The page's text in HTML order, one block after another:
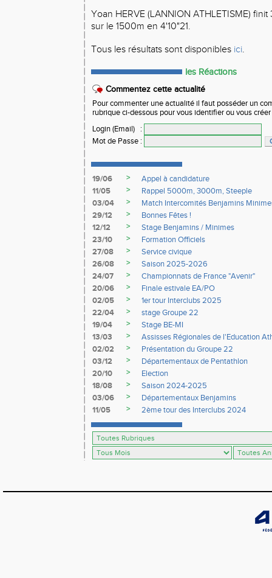
Yoan HERVE (LANNION ATHLETISME) finit
sur le 1500m en 4'10"21.
Tous les résultats sont disponibles ici.
les Réactions
Commentez cette actualité
Pour commenter une actualité il faut posséder un
rubrique ci-dessous pour vous identifier ou vous
Login (Email)
:
Mot de Passe :
19/06 >
Appel à candidature
11/05
>
Rappel 5000m, 3000m, Steeple
03/04
>
Match Intercomités Benjamins
29/12
>
Bonnes Fêtes !
12/12
>
Stage Benjamins / Minimes
23/10
>
Formation Officiels
27/08
>
Service civique
26/08
>
Saison 2025-2026
24/07
>
Championnats de France "Avenir"
20/06
>
Finale estivale EA/PO
02/05
>
1er tour Interclubs 2025
22/04
>
stage Groupe 22
19/04
>
Stage BE-MI
13/03
>
Assisses Régionales de l'Education
02/02
>
Présentation du Groupe 22
03/12
>
Départementaux de Pentathlon
20/10
>
Election
18/08
>
Saison 2024-2025
03/06
>
Départementaux Benjamins
11/05
> 2ème tour des Interclubs 2024